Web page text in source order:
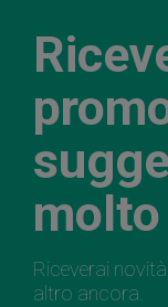
Riceverai
altro ancora.